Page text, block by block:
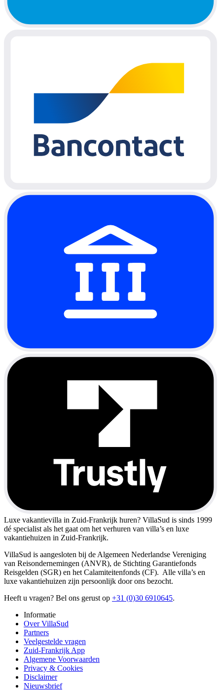
Luxe vakantievilla in Zuid-Frankrijk huren? VillaSud is sinds 1999
dé specialist als het gaat om het verhuren van villa’s en luxe
vakantiehuizen in Zuid-Frankrijk.
VillaSud is aangesloten bij de Algemeen Nederlandse Vereniging
van Reisondernemingen (ANVR), de Stichting Garantiefonds
Reisgelden (SGR) en het Calamiteitenfonds (CF). Alle villa’s en
luxe vakantiehuizen zijn persoonlijk door ons bezocht.
Heeft u vragen? Bel ons gerust op +31 (0)30 6910645.
Informatie
Over VillaSud
Partners
Veelgestelde vragen
Zuid-Frankrijk App
Algemene Voorwaarden
Privacy & Cookies
Disclaimer
Nieuwsbrief